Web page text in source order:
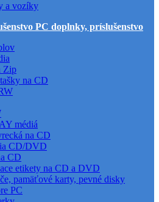
a vozíky
PC doplnky, príslušenstvo
Zip
na CD
médiá
na CD
CD/DVD
CD
etikety na CD a DVD
pamäťové karty, pevné disky
PC